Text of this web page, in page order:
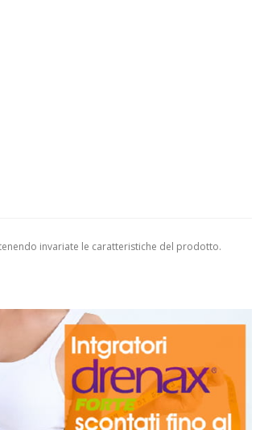
invariate le caratteristiche del prodotto.